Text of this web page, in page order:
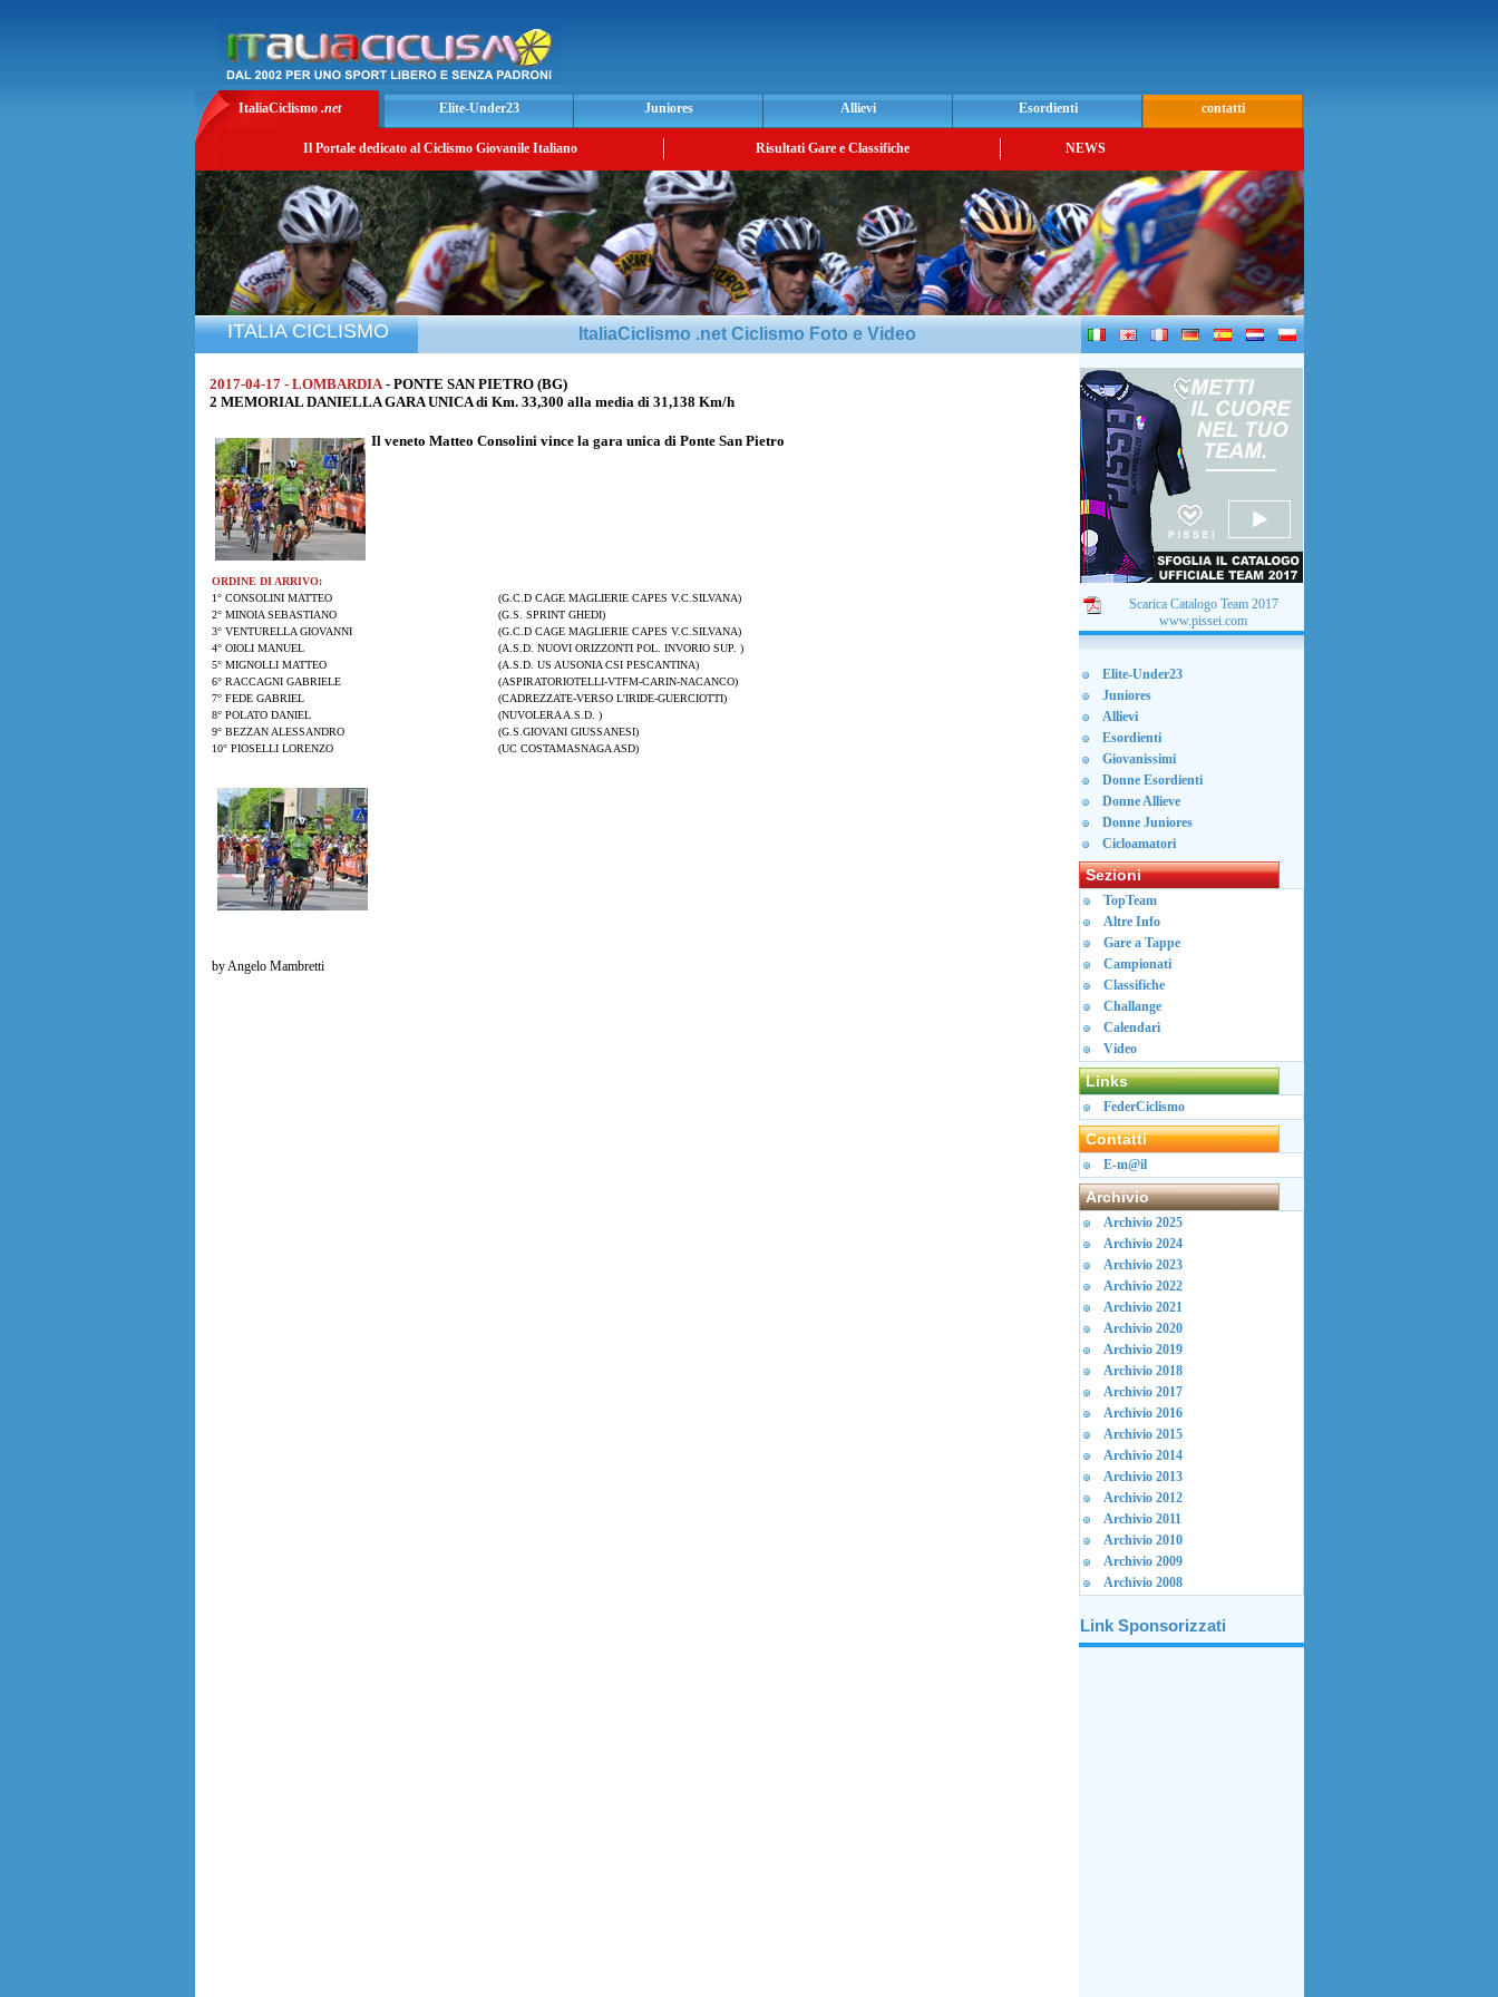
ItaliaCiclismo .net Elite-Under23 Juniores Allievi Esordienti contatti
Il Portale dedicato al Ciclismo Giovanile Italiano Risultati Gare e Classifiche NEWS
ITALIA CICLISMO ItaliaCiclismo .net Ciclismo Foto e Video
2017-04-17 - LOMBARDIA - PONTE SAN PIETRO (BG)
2 MEMORIAL DANIELLA GARA UNICA di Km. 33,300 alla media di 31,138 Km/h
Il veneto Matteo Consolini vince la gara unica di Ponte San Pietro
ORDINE DI ARRIVO:
1° CONSOLINI MATTEO
(G.C.D CAGE MAGLIERIE CAPES V.C.SILVANA)
2° MINOIA SEBASTIANO
(G.S. SPRINT GHEDI)
3° VENTURELLA GIOVANNI
(G.C.D CAGE MAGLIERIE CAPES V.C.SILVANA)
4° OIOLI MANUEL
(A.S.D. NUOVI ORIZZONTI POL. INVORIO SUP. )
5° MIGNOLLI MATTEO
(A.S.D. US AUSONIA CSI PESCANTINA)
6° RACCAGNI GABRIELE
(ASPIRATORIOTELLI-VTFM-CARIN-NACANCO)
7° FEDE GABRIEL
(CADREZZATE-VERSO L'IRIDE-GUERCIOTTI)
8° POLATO DANIEL
(NUVOLERA A.S.D. )
9° BEZZAN ALESSANDRO
(G.S.GIOVANI GIUSSANESI)
10° PIOSELLI LORENZO
(UC COSTAMASNAGA ASD)
by Angelo Mambretti
Scarica Catalogo Team 2017
www.pissei.com
Elite-Under23
Juniores
Allievi
Esordienti
Giovanissimi
Donne Esordienti
Donne Allieve
Donne Juniores
Cicloamatori
Sezioni
TopTeam
Altre Info
Gare a Tappe
Campionati
Classifiche
Challange
Calendari
Video
Links
FederCiclismo
Contatti
E-m@il
Archivio
Archivio 2025
Archivio 2024
Archivio 2023
Archivio 2022
Archivio 2021
Archivio 2020
Archivio 2019
Archivio 2018
Archivio 2017
Archivio 2016
Archivio 2015
Archivio 2014
Archivio 2013
Archivio 2012
Archivio 2011
Archivio 2010
Archivio 2009
Archivio 2008
Link Sponsorizzati